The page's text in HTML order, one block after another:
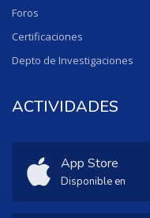
Foros
Certificaciones
Depto de Investigaciones
ACTIVIDADES
App Store
Disponible en